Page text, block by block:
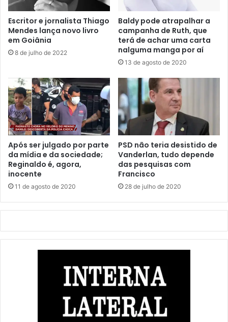
Escritor e jornalista Thiago
Mendes lança novo livro
em Goiânia
8 de julho de 2022
Baldy pode atrapalhar a
campanha de Ruth, que
terá de achar uma carta
nalguma manga por aí
13 de agosto de 2020
Após ser julgado por parte
da mídia e da sociedade;
Reginaldo é, agora,
inocente
11 de agosto de 2020
PSD não teria desistido de
Vanderlan, tudo depende
das pesquisas com
Francisco
28 de julho de 2020